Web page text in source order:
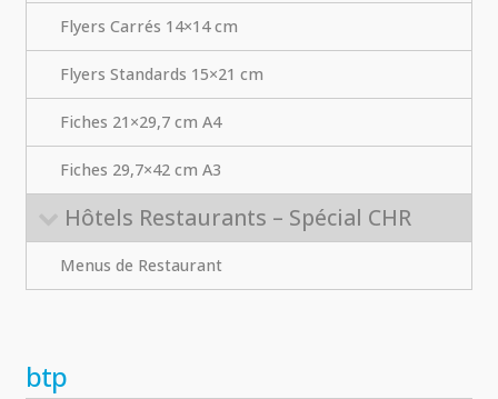
Flyers Carrés 14×14 cm
Flyers Standards 15×21 cm
Fiches 21×29,7 cm A4
Fiches 29,7×42 cm A3
Hôtels Restaurants – Spécial CHR
Menus de Restaurant
btp